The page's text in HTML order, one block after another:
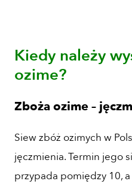
Kiedy należy
ozime?
Zboża ozime –
Siew zbóż ozimych w
jęczmienia. Termin jego
przypada pomiędzy 10,